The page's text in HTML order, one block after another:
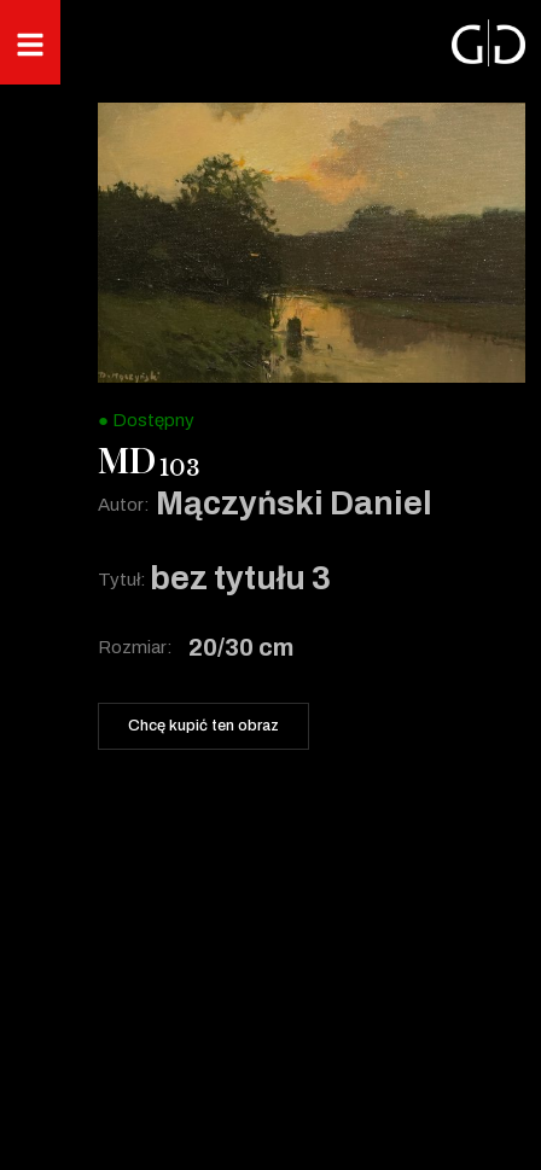
MD103
Autor: Mączyński Daniel
Tytuł: bez tytułu 3
Rozmiar: 20/30 cm
Chcę kupić ten obraz
● Dostępny